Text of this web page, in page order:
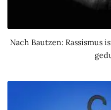
Nach Bautzen: Rassismus